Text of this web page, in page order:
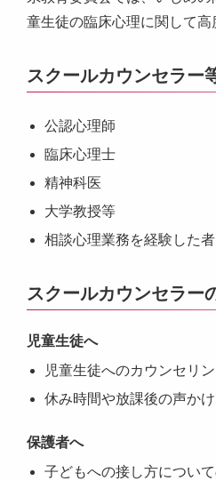
童生徒の臨床心理に関して
スクールカウンセラー
公認心理師
臨床心理士
精神科医
大学教授等
相談心理業務を経験した者
スクールカウンセラー
児童生徒へ
児童生徒へのカウンセリ
休み時間や放課後の声か
保護者へ
子どもへの接し方につい